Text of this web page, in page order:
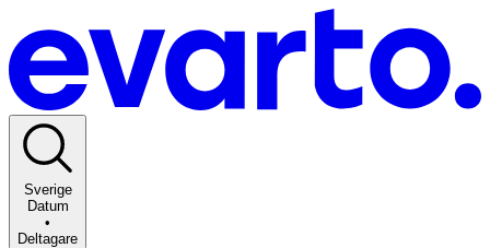
Sverige
Datum
•
Deltagare